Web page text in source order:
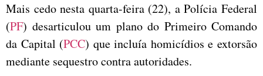
Mais cedo nesta quarta-feira (22), a Polícia Federal
(PF) desarticulou um plano do Primeiro Comando
da Capital (PCC) que incluía homicídios e extorsão
mediante sequestro contra autoridades.